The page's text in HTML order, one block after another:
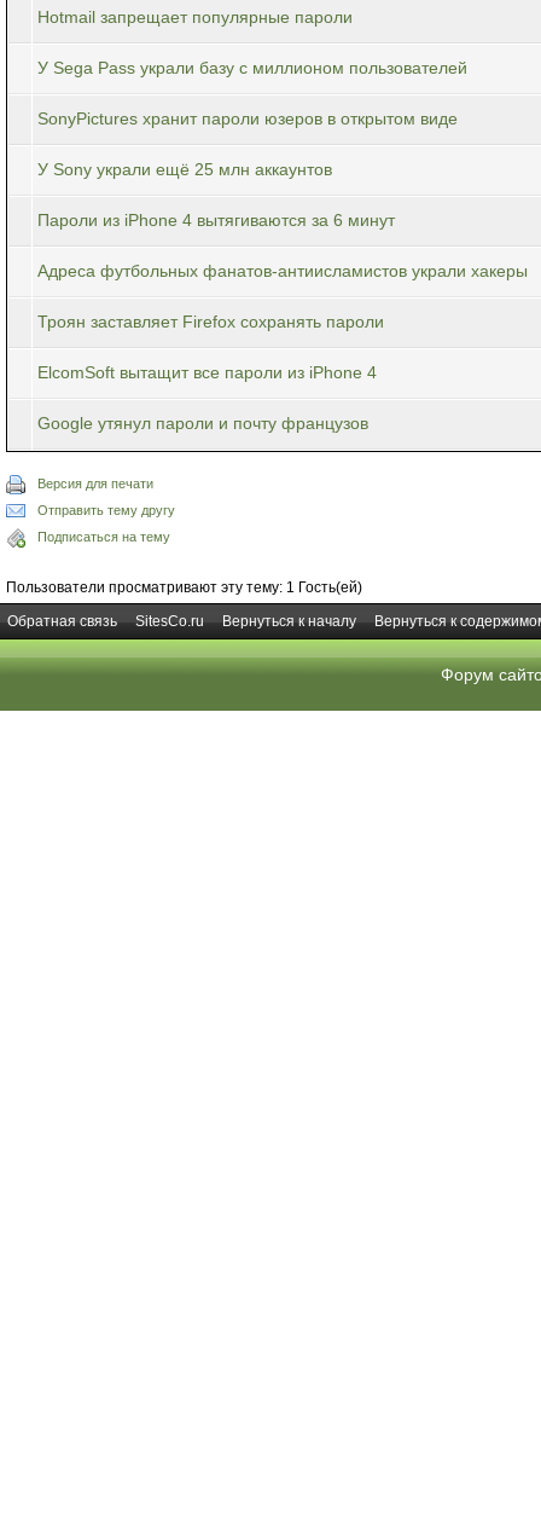
Hotmail запрещает популярные пароли
У Sega Pass украли базу с миллионом пользователей
SonyPictures хранит пароли юзеров в открытом виде
У Sony украли ещё 25 млн аккаунтов
Пароли из iPhone 4 вытягиваются за 6 минут
Адреса футбольных фанатов-антиисламистов украли хакеры
Троян заставляет Firefox сохранять пароли
ElcomSoft вытащит все пароли из iPhone 4
Google утянул пароли и почту французов
Версия для печати
Отправить тему другу
Подписаться на тему
Пользователи просматривают эту тему: 1 Гость(ей)
Обратная связь
SitesCo.ru Вернуться к началу Вернуться к
Форум